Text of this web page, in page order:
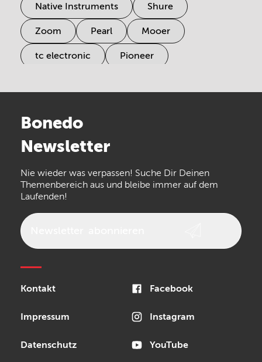
Native Instruments Shure
Zoom Pearl Mooer
tc electronic Pioneer
Arturia
the t.bone
Walrus Audio Epiphone
Bonedo
Newsletter
Nie wieder was verpassen! Suche Dir Deinen
Themenbereich aus und bleibe immer auf dem
Laufenden!
Kontakt
Impressum
Datenschutz
Facebook
Instagram
YouTube